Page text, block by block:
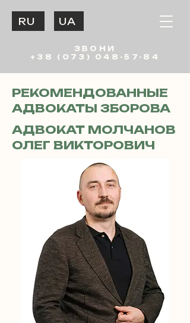
ЗВОНИ
+38 (073) 048-57-84
UA
RU
РЕКОМЕНДОВАННЫЕ
АДВОКАТЫ ЗБОРОВА
АДВОКАТ МОЛЧАНОВ
ОЛЕГ ВИКТОРОВИЧ